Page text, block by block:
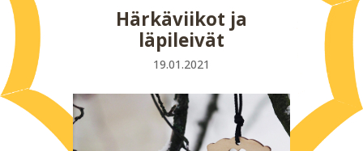
Härkäviikot ja
läpileivät
19.01.2021